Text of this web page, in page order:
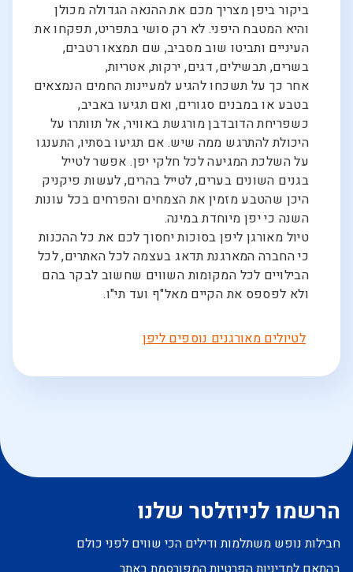
ביקור ביפן מצריך מכם את ההנאה הגדולה מכולן
והיא המטבח היפני. לא רק סושי בתפריט, תפקחו את
העיניים ותביטו שוב מסביב, שם תמצאו רטבים,
בשרים, תבשילים, דגים, ירקות, אטריות,
אחר כך על תשכחו להגיע למעיינות החמים הנמצאים
בטבע או במבנים סגורים, ואם תגיעו באביב,
כשפריחת הדובדבן מורגשת באוויר, אל תוותרו על
היכולת להתרגש ממה שיש. אם תגיעו בסתיו, התענגו
על השלכת המגיעה לכל חלקי יפן. אפשר לטייל
בגנים השונים בערים, לטייל בהרים, לעשות פיקניק
היכן שהטבע מזמין את הצמחים והפרחים בכל עונות
השנה כי יפן מיוחדת במינה.
טיול מאורגן ליפן בסוכות יחסוך לכם את כל ההכנות
כי החברה המארגנת תדאג בעצמה לכל האתרים, לכל
הבילויים לכל המקומות השווים שחשוב לבקר בהם
ולא לפספס את הקיים מאל"ף ועד תי"ו.
לטיולים מאורגנים נוספים ליפן
הרשמו לניוזלטר שלנו
חבילות נופש משתלמות ודילים הכי שווים לפני כולם